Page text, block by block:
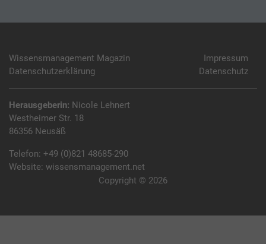
Wissensmanagement Magazin
Impressum
Datenschutzerklärung
Datenschutz
Herausgeberin: Nicole Lehnert
Westheimer Str. 18
86356 Neusäß
Telefon: +49 (0)821 48685-290
Website: wissensmanagement.net
Copyright © 2026